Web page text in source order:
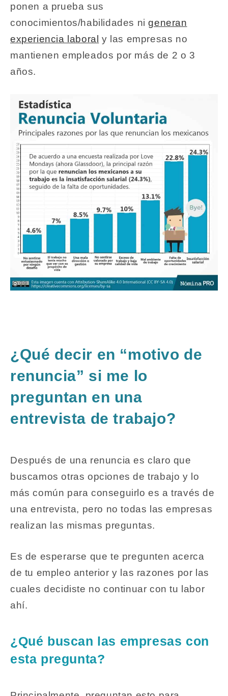
ponen a prueba sus
conocimientos/habilidades nigeneran
experiencia laboral y las empresas no
mantienen empleados por más de 2 o 3
años.
¿Qué decir en “motivo de
renuncia” si me lo
preguntan en una
entrevista de trabajo?
Después de una renuncia es claro que
buscamos otras opciones de trabajo y lo
más común para conseguirlo es a través de
una entrevista, pero no todas las empresas
realizan las mismas preguntas.
Es de esperarse que te pregunten acerca
de tu empleo anterior y las razones por las
cuales decidiste no continuar con tu labor
ahí.
¿Qué buscan las empresas con
esta pregunta?